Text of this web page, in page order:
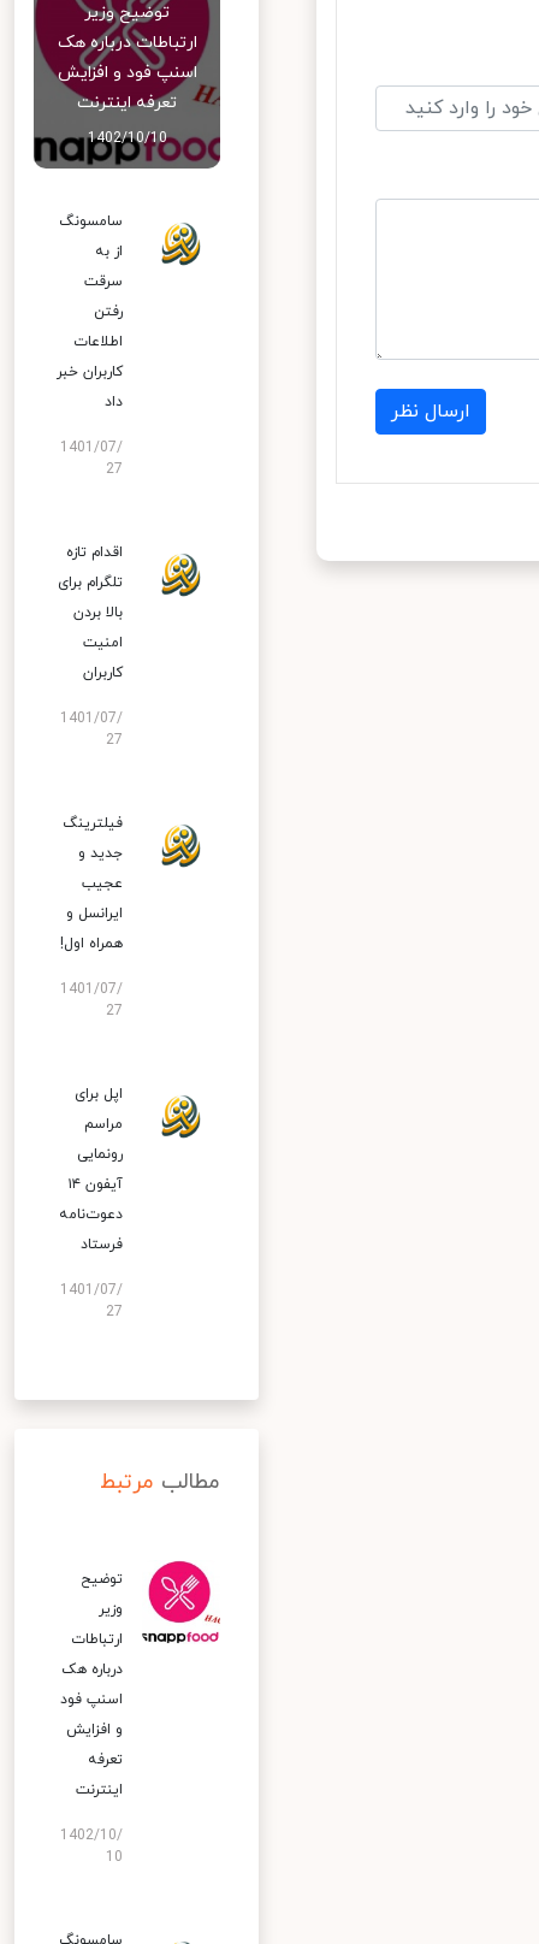
ارسال نظر
توضیح وزیر
ارتباطات درباره هک
اسنپ‌ فود و افزایش
تعرفه اینترنت
1402/10/10
سامسونگ
از به
سرقت
رفتن
اطلاعات
کاربران خبر
داد
1401/07/
27
اقدام تازه
تلگرام برای
بالا بردن
امنیت
کاربران
1401/07/
27
فیلترینگ
جدید و
عجیب
ایرانسل و
همراه اول!
1401/07/
27
اپل برای
مراسم
رونمایی
آیفون ۱۴
دعوت‌نامه
فرستاد
1401/07/
27
مطالب مرتبط
توضیح
وزیر
ارتباطات
درباره هک
اسنپ‌ فود
و افزایش
تعرفه
اینترنت
1402/10/
10